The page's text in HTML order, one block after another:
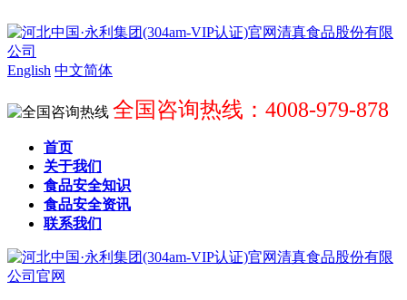
English 中文简体
全国咨询热线：4008-979-878
首页
关于我们
食品安全知识
食品安全资讯
联系我们